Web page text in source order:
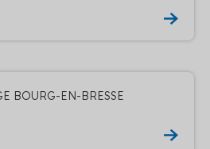
BOURG-EN-BRESSE